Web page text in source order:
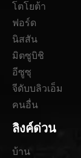
โตโยต้า
ฟอร์ด
นิสสัน
มิตซูบิชิ
อีซูซุ
จีดับบลิวเอ็ม
คนอื่น
ลิงค์ด่วน
บ้าน